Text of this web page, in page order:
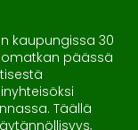
kaupungissa 30
päässä
Täällä